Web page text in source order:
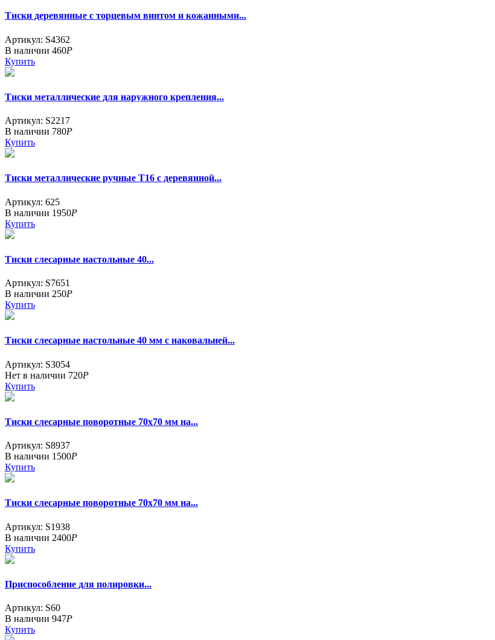
Тиски деревянные с торцевым винтом и кожанными...
Артикул: S4362
В наличии 460Р
Купить
Тиски металлические для наружного крепления...
Артикул: S2217
В наличии 780Р
Купить
Тиски металлические ручные Т16 с деревянной...
Артикул: 625
В наличии 1950Р
Купить
Тиски слесарные настольные 40...
Артикул: S7651
В наличии 250Р
Купить
Тиски слесарные настольные 40 мм с наковальней...
Артикул: S3054
Нет в наличии 720Р
Купить
Тиски слесарные поворотные 70х70 мм на...
Артикул: S8937
В наличии 1500Р
Купить
Тиски слесарные поворотные 70х70 мм на...
Артикул: S1938
В наличии 2400Р
Купить
Приспособление для полировки...
Артикул: S60
В наличии 947Р
Купить